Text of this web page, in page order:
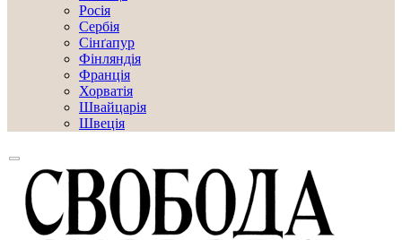
Росія
Сербія
Сінґапур
Фінляндія
Франція
Хорватія
Швайцарія
Швеція